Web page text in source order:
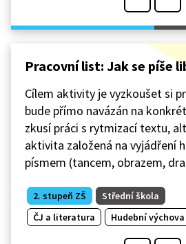
Pracovní list: Jak se píše
Cílem aktivity je vyzkoušet si
bude přímo navázán na
zkusí práci s rytmizací textu,
aktivita založená na vyjádření
písmem (tancem, obrazem,
2. stupeň ZŠ
Střední škola
ČJ a literatura
Hudební výchova